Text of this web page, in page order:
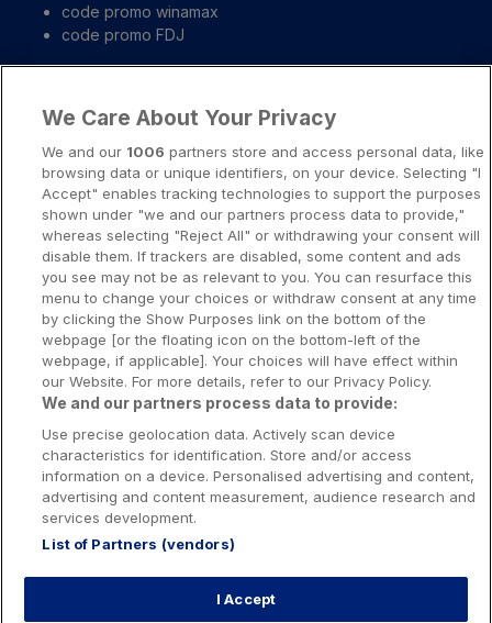
code promo winamax
code promo FDJ
Liens importants
A propos
Notice légale
Presse-Recrutement-Partenariat
Politique de confidentialité
Politique de Cookies
Prévenir la dépendance aux jeux d’argent
Nos rédacteurs
Les jeux d’argent et de hasard sont resérvés aux personnes majeures
interdite de jeux. Cette demande est formée auprès de l’Autorité nationale
de jeux, sur les sites de jeux et de paris en ligne exploités par les
opérateurs de jeux agréés en France, sur le site de jeux de loterie en ligne
We Care About Your Privacy
We and our 1006 partners store and access personal data, like
browsing data or unique identifiers, on your device. Selecting "I
Accept" enables tracking technologies to support the purposes
shown under "we and our partners process data to provide,"
whereas selecting "Reject All" or withdrawing your consent will
disable them. If trackers are disabled, some content and ads
you see may not be as relevant to you. You can resurface this
menu to change your choices or withdraw consent at any time
by clicking the Show Purposes link on the bottom of the
webpage [or the floating icon on the bottom-left of the
webpage, if applicable]. Your choices will have effect within
our Website. For more details, refer to our Privacy Policy.
We and our partners process data to provide:
Use precise geolocation data. Actively scan device
characteristics for identification. Store and/or access
information on a device. Personalised advertising and content,
advertising and content measurement, audience research and
services development.
List of Partners (vendors)
I Accept